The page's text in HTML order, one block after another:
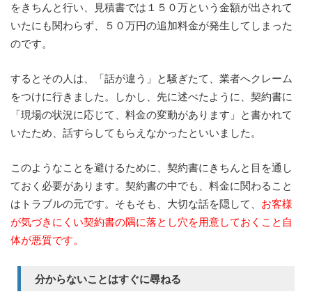
をきちんと行い、見積書では１５０万という金額が出されて
いたにも関わらず、５０万円の追加料金が発生してしまった
のです。
するとその人は、「話が違う」と騒ぎたて、業者へクレーム
をつけに行きました。しかし、先に述べたように、契約書に
「現場の状況に応じて、料金の変動があります」と書かれて
いたため、話すらしてもらえなかったといいました。
このようなことを避けるために、契約書にきちんと目を通し
ておく必要があります。契約書の中でも、料金に関わること
はトラブルの元です。そもそも、大切な話を隠して、 お客様
が気づきにくい契約書の隅に落とし穴を用意しておくこと自
体が悪質です。
分からないことはすぐに尋ねる